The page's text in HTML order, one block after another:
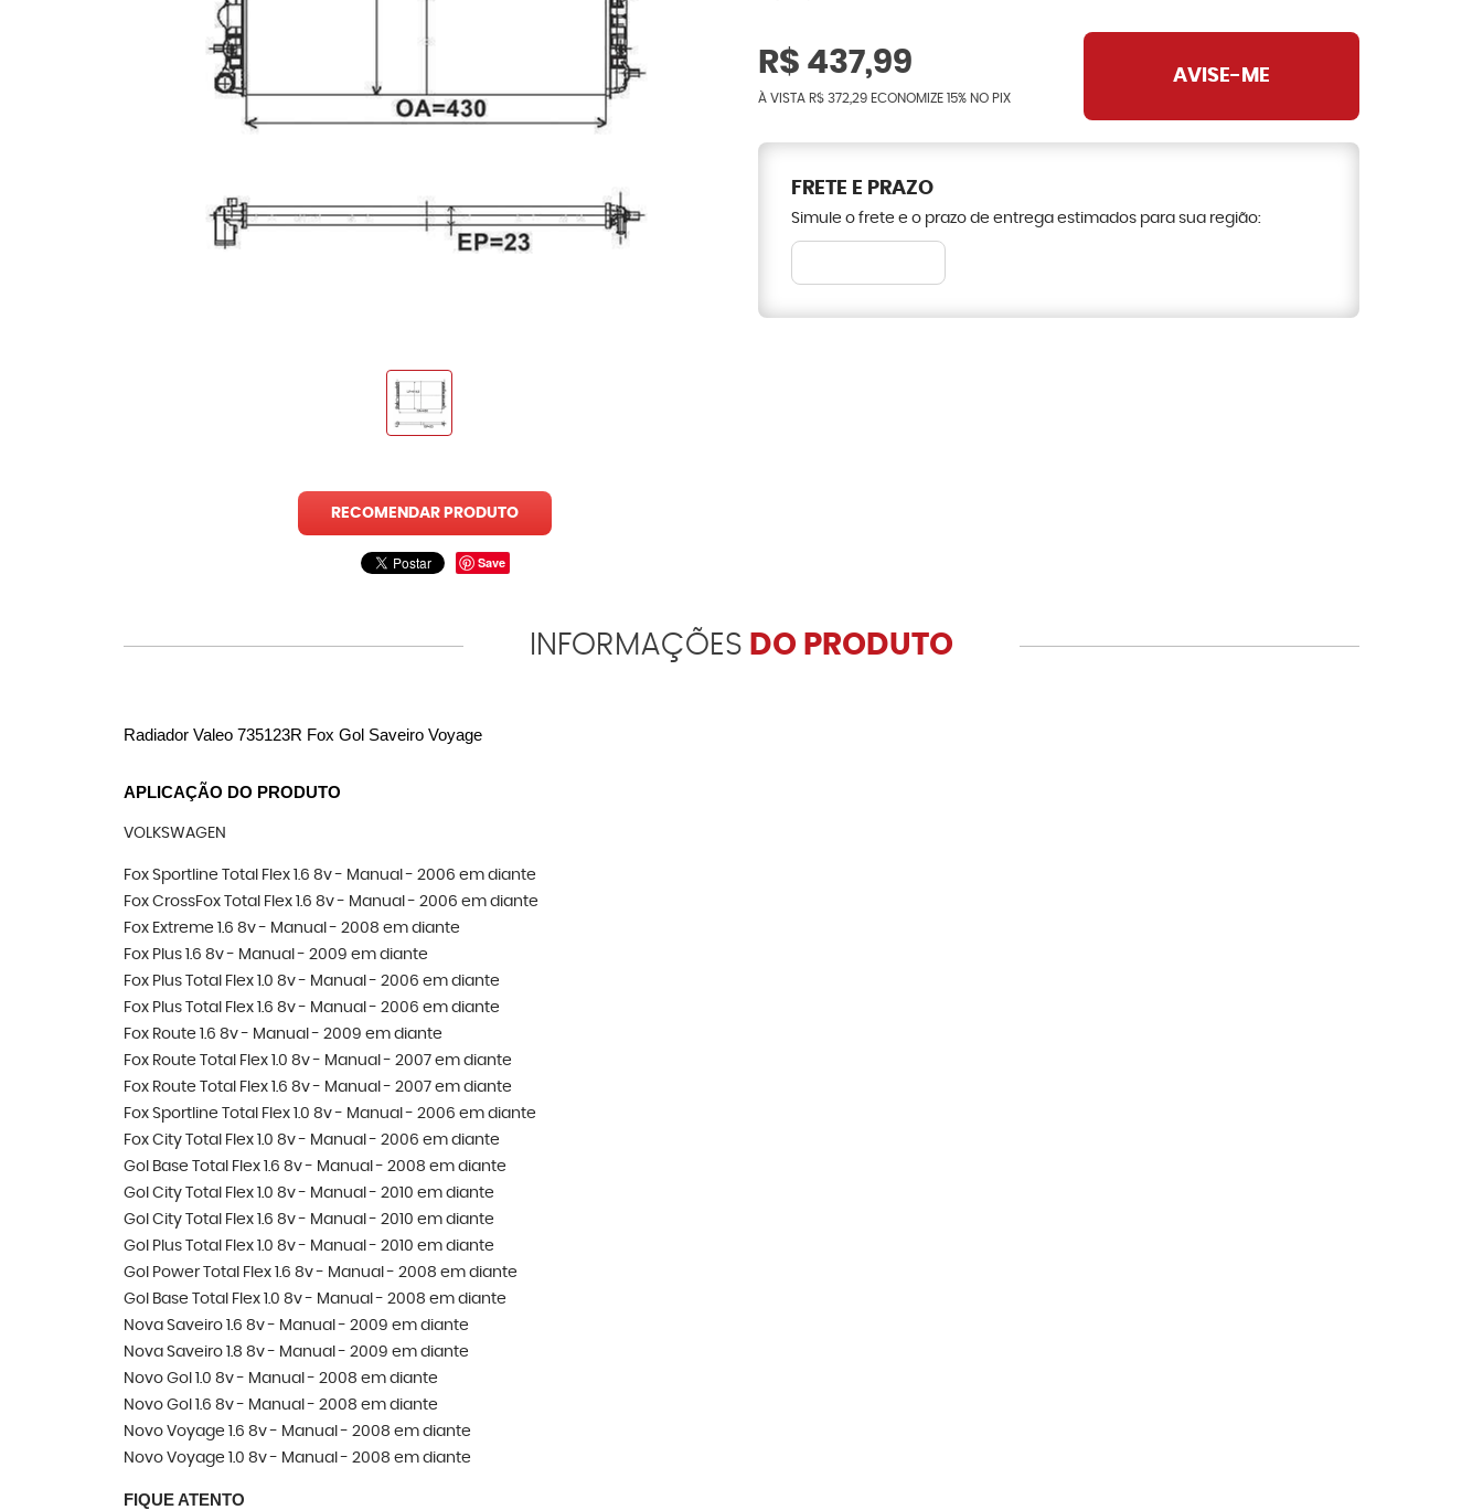
RECOMENDAR PRODUTO
Save
R$ 437,99
À VISTA R$ 372,29 ECONOMIZE 15% NO PIX
AVISE-ME
FRETE E PRAZO
Simule o frete e o prazo de entrega estimados para sua região:
INFORMAÇÕES DO PRODUTO
Radiador Valeo 735123R Fox Gol Saveiro Voyage
APLICAÇÃO DO PRODUTO
VOLKSWAGEN
Fox Sportline Total Flex 1.6 8v - Manual - 2006 em diante
Fox CrossFox Total Flex 1.6 8v - Manual - 2006 em diante
Fox Extreme 1.6 8v - Manual - 2008 em diante
Fox Plus 1.6 8v - Manual - 2009 em diante
Fox Plus Total Flex 1.0 8v - Manual - 2006 em diante
Fox Plus Total Flex 1.6 8v - Manual - 2006 em diante
Fox Route 1.6 8v - Manual - 2009 em diante
Fox Route Total Flex 1.0 8v - Manual - 2007 em diante
Fox Route Total Flex 1.6 8v - Manual - 2007 em diante
Fox Sportline Total Flex 1.0 8v - Manual - 2006 em diante
Fox City Total Flex 1.0 8v - Manual - 2006 em diante
Gol Base Total Flex 1.6 8v - Manual - 2008 em diante
Gol City Total Flex 1.0 8v - Manual - 2010 em diante
Gol City Total Flex 1.6 8v - Manual - 2010 em diante
Gol Plus Total Flex 1.0 8v - Manual - 2010 em diante
Gol Power Total Flex 1.6 8v - Manual - 2008 em diante
Gol Base Total Flex 1.0 8v - Manual - 2008 em diante
Nova Saveiro 1.6 8v - Manual - 2009 em diante
Nova Saveiro 1.8 8v - Manual - 2009 em diante
Novo Gol 1.0 8v - Manual - 2008 em diante
Novo Gol 1.6 8v - Manual - 2008 em diante
Novo Voyage 1.6 8v - Manual - 2008 em diante
Novo Voyage 1.0 8v - Manual - 2008 em diante
FIQUE ATENTO